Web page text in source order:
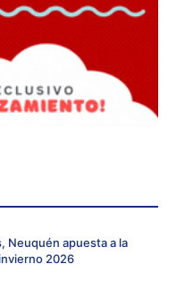
Neuquén apuesta a la
2026